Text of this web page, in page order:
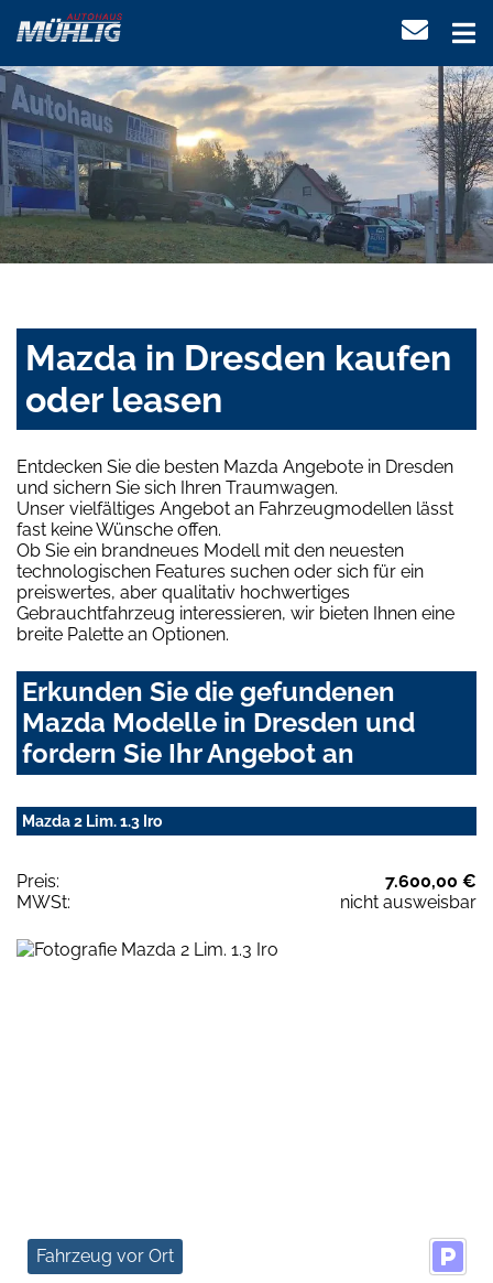
Mazda in Dresden kaufen
oder leasen
Entdecken Sie die besten Mazda Angebote in Dresden
und sichern Sie sich Ihren Traumwagen.
Unser vielfältiges Angebot an Fahrzeugmodellen lässt
fast keine Wünsche offen.
Ob Sie ein brandneues Modell mit den neuesten
technologischen Features suchen oder sich für ein
preiswertes, aber qualitativ hochwertiges
Gebrauchtfahrzeug interessieren, wir bieten Ihnen eine
breite Palette an Optionen.
Erkunden Sie die gefundenen
Mazda Modelle in Dresden und
fordern Sie Ihr Angebot an
Mazda 2 Lim. 1.3 Iro
Preis:
7.600,00 €
MWSt:
nicht ausweisbar
Fahrzeug vor Ort